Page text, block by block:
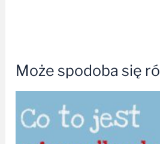
Może spodoba się